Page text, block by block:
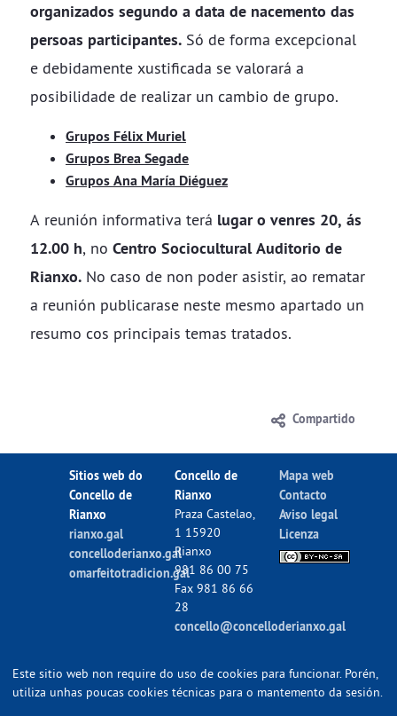
organizados segundo a data de nacemento das
persoas participantes. Só de forma excepcional
e debidamente xustificada se valorará a
posibilidade de realizar un cambio de grupo.
Grupos Félix Muriel
Grupos Brea Segade
Grupos Ana María Diéguez
A reunión informativa terá lugar o venres 20, ás
12.00 h, no Centro Sociocultural Auditorio de
Rianxo. No caso de non poder asistir, ao rematar
a reunión publicarase neste mesmo apartado un
resumo cos principais temas tratados.
Compartido
Sitios web do
Concello de
Rianxo
rianxo.gal
concelloderianxo.gal
omarfeitotradicion.gal
Concello de
Rianxo
Praza Castelao,
1 15920
Rianxo
981 86 00 75
Fax 981 86 66
28
concello@concelloderianxo.gal
Mapa web
Contacto
Aviso legal
Licenza
Este sitio web non require do uso de cookies para funcionar. Porén,
utiliza unhas poucas cookies técnicas para o mantemento da sesión.